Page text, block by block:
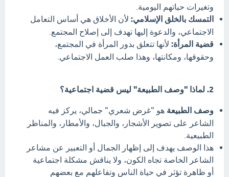
وتغيرات حياتهم اليومية.
التمسك بالخلق الإسلامي: لأن الأخلاق هي أساس التعامل
الاجتماعي، والدعوة إليها تهدف إلى إصلاح المجتمع.
قضية المرأة: لأنها تتعلق بدور المرأة في المجتمع،
وحقوقها، ومكانتها، وهذا صلب العمل الاجتماعي.
2. لماذا "وصف الطبيعة" ليس قضية اجتماعية؟
وصف الطبيعة هو "غرض شعري" جمالي، يركز فيه
الشاعر على تصوير الأشجار، والجبال، والأمطار، والمناظر
الطبيعية.
هذا الوصف يهدف إلى إظهار الجمال أو التعبير عن مشاعر
الشاعر الخاصة تجاه الكون، ولا يناقش مشكلة اجتماعية
أو ظاهرة تؤثر في حياة الناس وتفاعلهم مع بعضهم